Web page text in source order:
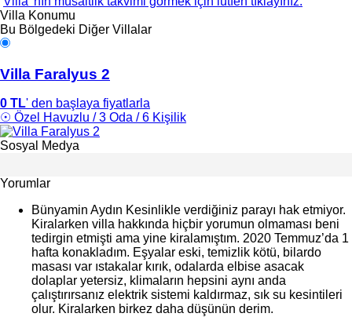
Villa Konumu
Bu Bölgedeki Diğer Villalar
Villa Faralyus 2
0 TL' den başlaya fiyatlarla
☉ Özel Havuzlu / 3 Oda / 6 Kişilik
Sosyal Medya
Yorumlar
Bünyamin Aydın Kesinlikle verdiğiniz parayı hak etmiyor.
Kiralarken villa hakkında hiçbir yorumun olmaması beni
tedirgin etmişti ama yine kiralamıştım. 2020 Temmuz’da 1
hafta konakladım. Eşyalar eski, temizlik kötü, bilardo
masası var ıstakalar kırık, odalarda elbise asacak
dolaplar yetersiz, klimaların hepsini aynı anda
çalıştırırsanız elektrik sistemi kaldırmaz, sık su kesintileri
olur. Kiralarken birkez daha düşünün derim.